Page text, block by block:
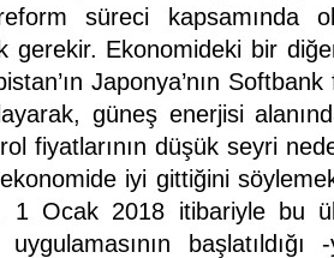
süreci kapsamında
gerekir. Ekonomideki bir
Japonya’nın
güneş enerjisi
fiyatlarının düşük seyri
iyi gittiğini
1 Ocak 2018 itibariyle bu